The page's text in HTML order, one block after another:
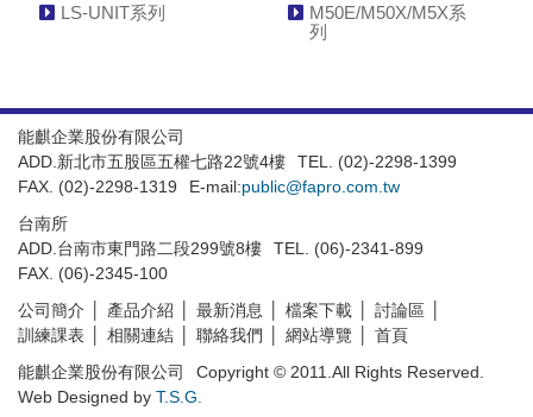
LS-UNIT系列
M50E/M50X/M5X系
列
能麒企業股份有限公司
ADD.新北市五股區五權七路22號4樓
TEL. (02)-2298-1399
FAX. (02)-2298-1319
E-mail:public@fapro.com.tw
台南所
ADD.台南市東門路二段299號8樓
TEL. (06)-2341-899
FAX. (06)-2345-100
公司簡介
產品介紹 最新消息 檔案下載
討論區
訓練課表
相關連結 聯絡我們 網站導覽
首頁
能麒企業股份有限公司
Copyright © 2011.All Rights Reserved.
Web Designed by T.S.G.